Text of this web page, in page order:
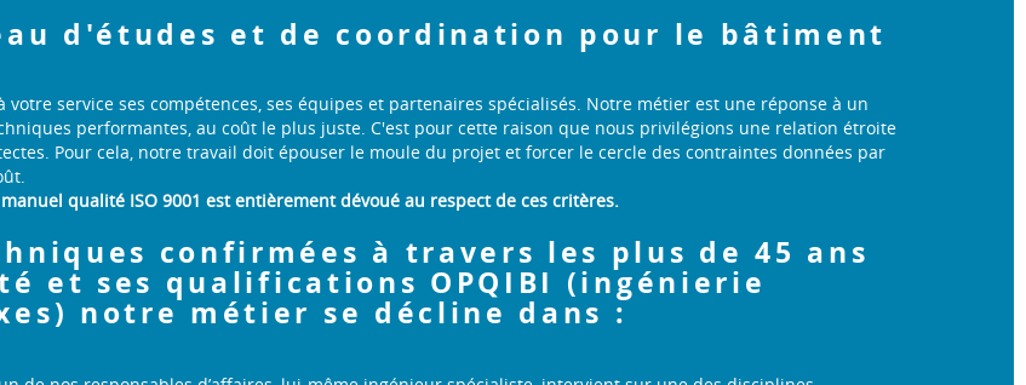
d'études et de coordination pour le bâtiment
service ses compétences, ses équipes et partenaires spécialisés. Notre métier est une réponse à un
performantes, au coût le plus juste. C'est pour cette raison que nous privilégions une relation étroite
Pour cela, notre travail doit épouser le moule du projet et forcer le cercle des contraintes données par
qualité ISO 9001 est entièrement dévoué au respect de ces critères.
confirmées à travers les plus de 45 ans
et ses qualifications OPQIBI (ingénierie
notre métier se décline dans :